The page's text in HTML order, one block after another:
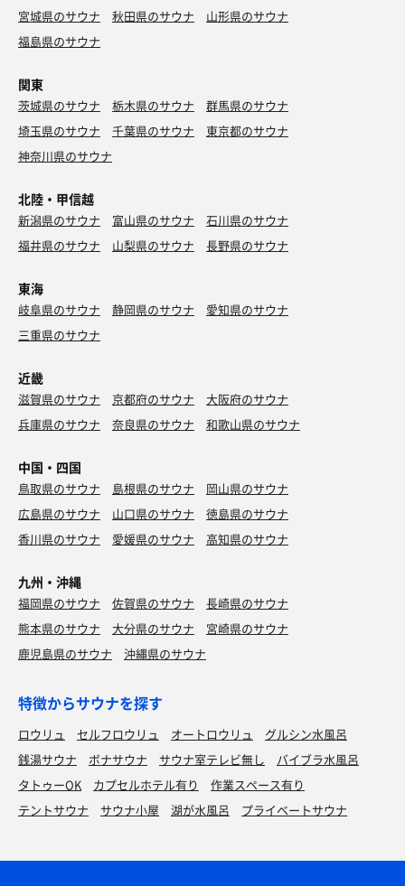
宮城県のサウナ
秋田県のサウナ
山形県のサウナ
福島県のサウナ
関東
茨城県のサウナ 栃木県のサウナ
群馬県のサウナ
埼玉県のサウナ
千葉県のサウナ
東京都のサウナ
神奈川県のサウナ
北陸・甲信越
新潟県のサウナ 富山県のサウナ
石川県のサウナ
福井県のサウナ
山梨県のサウナ 長野県のサウナ
東海
岐阜県のサウナ 静岡県のサウナ
愛知県のサウナ
三重県のサウナ
近畿
滋賀県のサウナ 京都府のサウナ
大阪府のサウナ
兵庫県のサウナ
奈良県のサウナ 和歌山県のサウナ
中国・四国
鳥取県のサウナ 島根県のサウナ
岡山県のサウナ
広島県のサウナ
山口県のサウナ
徳島県のサウナ
香川県のサウナ
愛媛県のサウナ 高知県のサウナ
九州・沖縄
福岡県のサウナ 佐賀県のサウナ
長崎県のサウナ
熊本県のサウナ
大分県のサウナ
宮崎県のサウナ
鹿児島県のサウナ
沖縄県のサウナ
特徴からサウナを探す
ロウリュ セルフロウリュ オートロウリュ
グルシン水風呂
銭湯サウナ
ボナサウナ サウナ室テレビ無し
バイブラ水風呂
タトゥーOK
カプセルホテル有り
作業スペース有り
テントサウナ
サウナ小屋 湖が水風呂 プライベートサウナ